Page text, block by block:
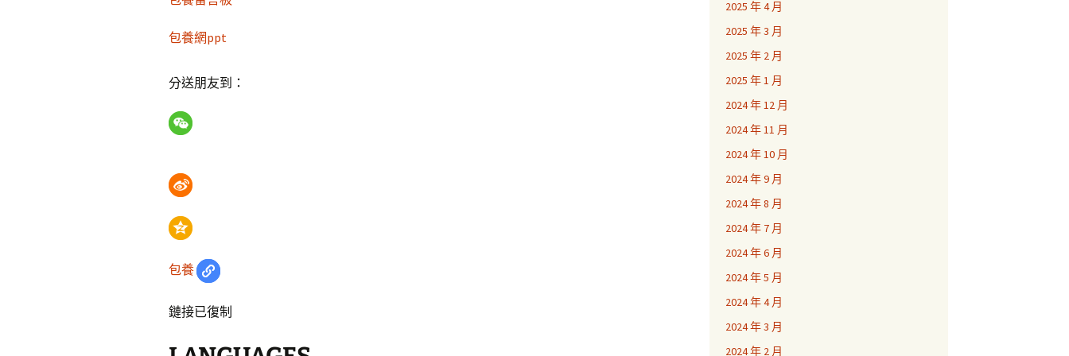
包養網ppt
分送朋友到：
包養
鏈接已復制
2025 年 4 月
2025 年 3 月
2025 年 2 月
2025 年 1 月
2024 年 12 月
2024 年 11 月
2024 年 10 月
2024 年 9 月
2024 年 8 月
2024 年 7 月
2024 年 6 月
2024 年 5 月
2024 年 4 月
2024 年 3 月
2024 年 2 月